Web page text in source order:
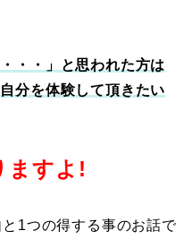
・・」と思われた方は
分を体験して頂きたい
ますよ!
1つの得する事のお話で